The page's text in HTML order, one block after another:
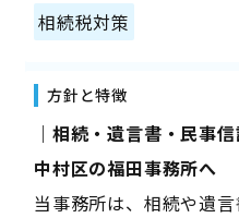
相続税対策
方針と特徴
｜相続・遺言書・民事
中村区の福田事務所へ
当事務所は、相続や遺